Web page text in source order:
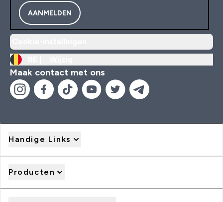
AANMELDEN
Maak contact met ons
Handige Links
Producten